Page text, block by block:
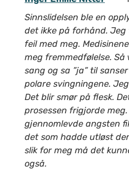
Sinnslidelsen ble en
det ikke på forhånd.
feil med meg.
meg fremmedfølelse.
sang og sa ”ja” til
polare svingningene. Jeg
Det blir smør på flesk.
prosessen frigjorde
gjennomlevde angsten
det som hadde utløst
slik for meg må det
også.